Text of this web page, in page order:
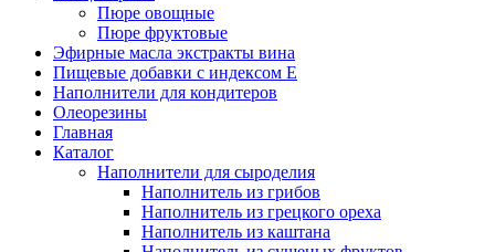
Пюре овощные
Пюре фруктовые
Эфирные масла экстракты вина
Пищевые добавки с индексом Е
Наполнители для кондитеров
Олеорезины
Главная
Каталог
Наполнители для сыроделия
Наполнитель из грибов
Наполнитель из грецкого ореха
Наполнитель из каштана